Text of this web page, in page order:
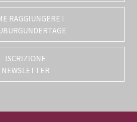
RAGGIUNGERE I
ISCRIZIONE
NEWSLETTER